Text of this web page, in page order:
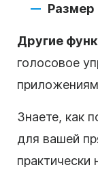
Размер
Другие
голосовое
Знаете, как
для вашей